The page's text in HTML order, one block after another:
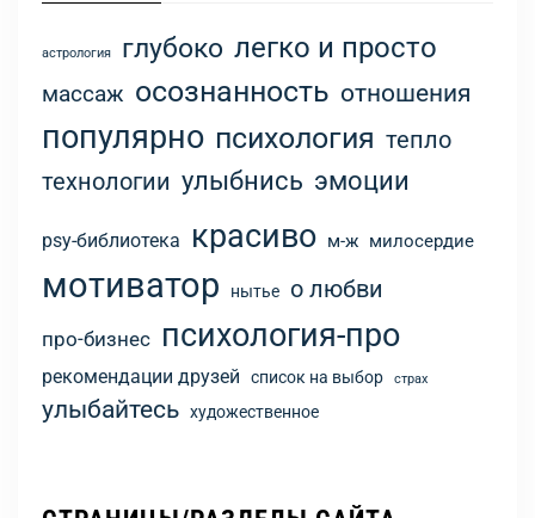
астрология глубоко легко и просто
массаж осознанность отношения
популярно психология тепло
технологии улыбнись эмоции
psy-библиотека красиво м-ж милосердие
мотиватор нытье о любви
про-бизнес психология-про
рекомендации друзей список на выбор страх
улыбайтесь художественное